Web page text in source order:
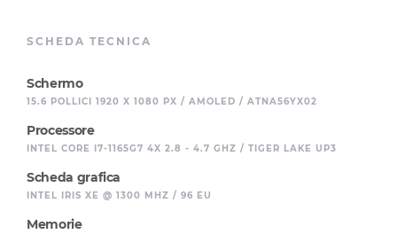
SCHEDA TECNICA
Schermo
15.6 POLLICI 1920 X 1080 PX / AMOLED / ATNA56YX02
Processore
INTEL CORE I7-1165G7 4X 2.8 - 4.7 GHZ / TIGER LAKE UP3
Scheda grafica
INTEL IRIS XE @ 1300 MHZ / 96 EU
Memorie